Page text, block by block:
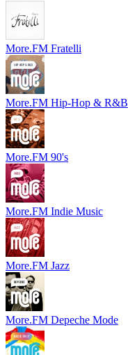
More.FM Fratelli
More.FM Hip-Hop & R&B
More.FM 90's
More.FM Indie Music
More.FM Jazz
More.FM Depeche Mode